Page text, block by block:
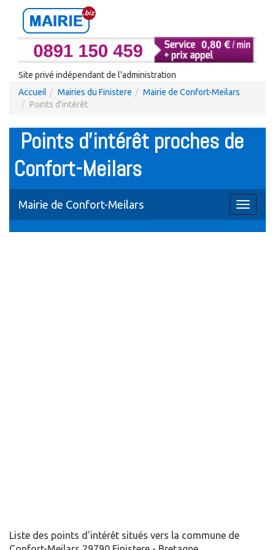
Site privé indépendant de l'administration
Accueil
Mairies du Finistere
Mairie de Confort-Meilars
Points d'intérêt
Points d'intérêt proches de
Confort-Meilars
Toggle
Mairie de Confort-Meilars
Liste des points d'intérêt situés vers la commune de